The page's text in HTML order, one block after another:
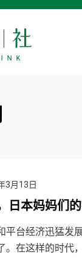
3月13日
日本妈妈们
平台经济迅猛发
。在这样的时代